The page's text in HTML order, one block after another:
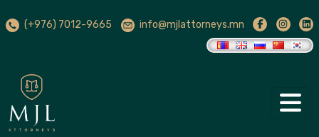
(+976) 7012-9665 info@mjlattorneys.mn